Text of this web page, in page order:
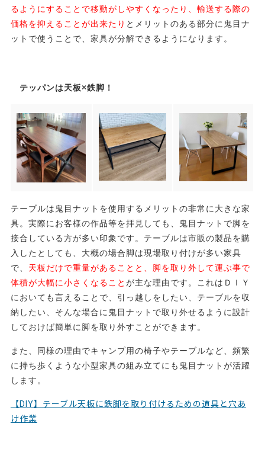
るようにすることで移動がしやすくなったり、輸送する際の
価格を抑えることが出来たり とメリットのある部分に鬼目ナ
ットで使うことで、家具が分解できるようになります。
テッパンは天板×鉄脚！
テーブルは鬼目ナットを使用するメリットの非常に大きな家
具。実際にお客様の作品等を拝見しても、鬼目ナットで脚を
接合している方が多い印象です。テーブルは市販の製品を購
入したとしても、大概の場合脚は現場取り付けが多い家具
で、 天板だけで重量があることと、脚を取り外して運ぶ事で
体積が大幅に小さくなること が主な理由です。これはＤＩＹ
においても言えることで、引っ越しをしたい、テーブルを収
納したい、そんな場合に鬼目ナットで取り外せるように設計
しておけば簡単に脚を取り外すことができます。
また、同様の理由でキャンプ用の椅子やテーブルなど、頻繁
に持ち歩くような小型家具の組み立てにも鬼目ナットが活躍
します。
【DIY】テーブル天板に鉄脚を取り付けるための道具と穴あ
け作業